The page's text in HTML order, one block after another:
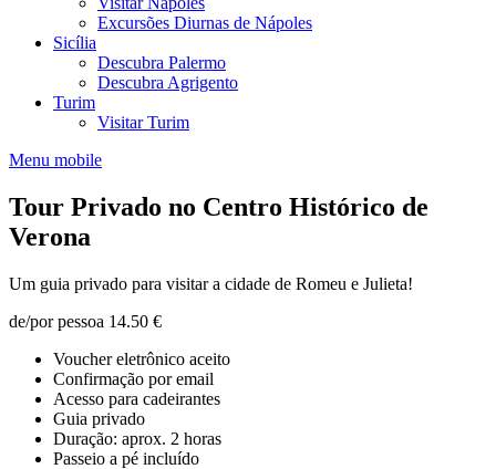
Excursões Diurnas de Nápoles
Sicília
Descubra Palermo
Descubra Agrigento
Turim
Visitar Turim
Menu mobile
Tour Privado no Centro Histórico de
Verona
Um guia privado para visitar a cidade de Romeu e Julieta!
de/por pessoa 14.50 €
Voucher eletrônico aceito
Confirmação por email
Acesso para cadeirantes
Guia privado
Duração: aprox. 2 horas
Passeio a pé incluído